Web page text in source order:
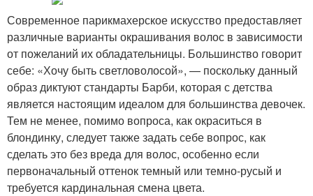
Современное парикмахерское искусство предоставляет
различные варианты окрашивания волос в зависимости
от пожеланий их обладательницы. Большинство говорит
себе: «Хочу быть светловолосой», — поскольку данный
образ диктуют стандарты Барби, которая с детства
является настоящим идеалом для большинства девочек.
Тем не менее, помимо вопроса, как окраситься в
блондинку, следует также задать себе вопрос, как
сделать это без вреда для волос, особенно если
первоначальный оттенок темный или темно-русый и
требуется кардинальная смена цвета.